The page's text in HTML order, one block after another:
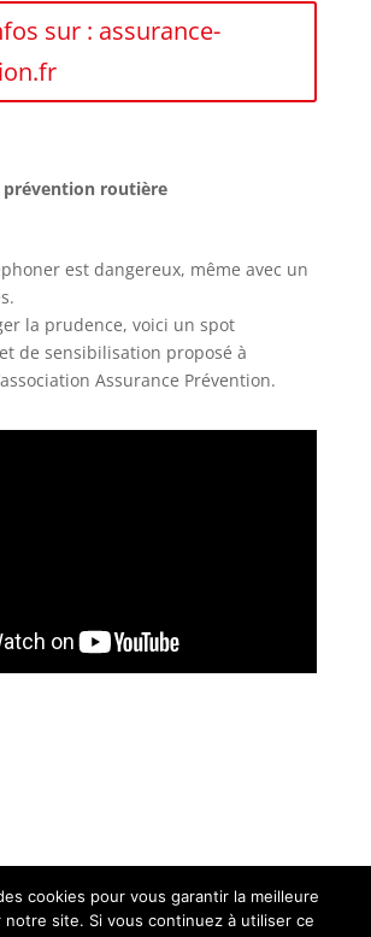
sur : assurance-
prévention routière
est dangereux, même avec un
la prudence, voici un spot
de sensibilisation proposé à
Assurance Prévention.
|Mentions
cookies pour vous garantir la meilleure
notre site. Si vous continuez à utiliser ce